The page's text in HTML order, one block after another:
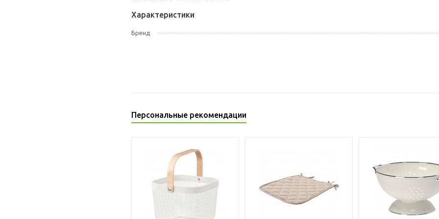
Характеристики
Бренд
Персональные рекомендации